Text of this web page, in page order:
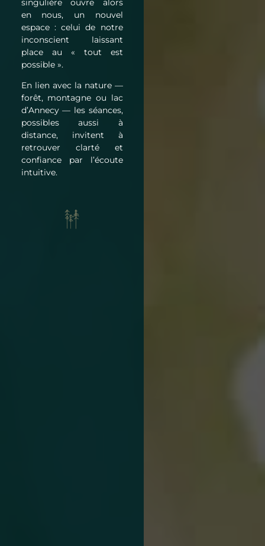
singulière ouvre alors
en nous, un nouvel
espace : celui de notre
inconscient laissant
place au « tout est
possible ».
En lien avec la nature —
forêt, montagne ou lac
d’Annecy — les séances,
possibles aussi à
distance, invitent à
retrouver clarté et
confiance par l’écoute
intuitive.